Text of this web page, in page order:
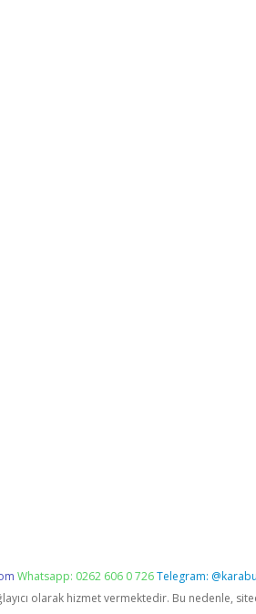
Whatsapp: 0262 606 0 726Telegram:
olarak hizmet vermektedir. Bu nedenle,